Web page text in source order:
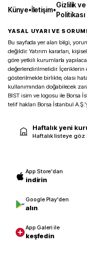
Künye•İletişim•
Gizlilik
Politikası
YASAL UYARI VE
Bu sayfada yer alan bilgi,
değildir. Yatırım kararları,
göre yetkili kurumlarla
değerlendirilmelidir.
gösterilmekle birlikte, olası
kullanımından doğabilecek
BIST isim ve logosu ile Borsa
telif hakları Borsa İstanbul
Haftalık yeni
Haftalık listeye göz
App Store'dan
indirin
Google Play'den
alın
App Galeri ile
keşfedin